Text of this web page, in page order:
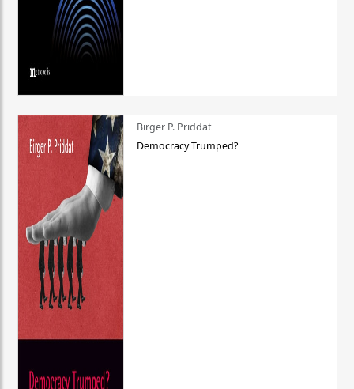
Birger P. Priddat
Democracy Trumped?